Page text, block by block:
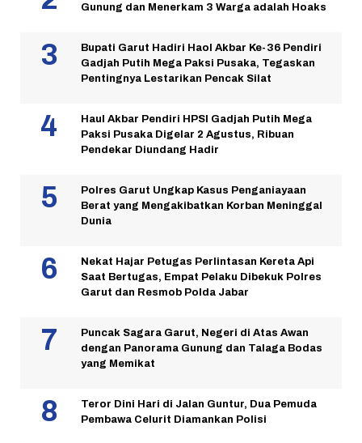
Gunung dan Menerkam 3 Warga adalah Hoaks
Bupati Garut Hadiri Haol Akbar Ke-36 Pendiri
Gadjah Putih Mega Paksi Pusaka, Tegaskan
Pentingnya Lestarikan Pencak Silat
Haul Akbar Pendiri HPSI Gadjah Putih Mega
Paksi Pusaka Digelar 2 Agustus, Ribuan
Pendekar Diundang Hadir
Polres Garut Ungkap Kasus Penganiayaan
Berat yang Mengakibatkan Korban Meninggal
Dunia
Nekat Hajar Petugas Perlintasan Kereta Api
Saat Bertugas, Empat Pelaku Dibekuk Polres
Garut dan Resmob Polda Jabar
Puncak Sagara Garut, Negeri di Atas Awan
dengan Panorama Gunung dan Talaga Bodas
yang Memikat
Teror Dini Hari di Jalan Guntur, Dua Pemuda
Pembawa Celurit Diamankan Polisi